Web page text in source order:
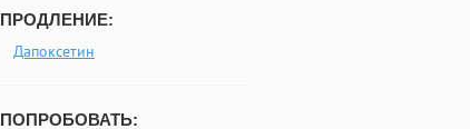
ПРОДЛЕНИЕ:
Дапоксетин
ПОПРОБОВАТЬ: